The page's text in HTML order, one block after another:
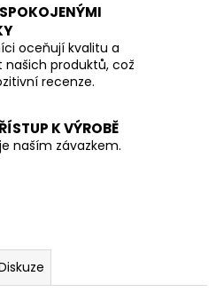
oceňují kvalitu a
našich produktů, což
recenze.
K VÝROBĚ
naším závazkem.